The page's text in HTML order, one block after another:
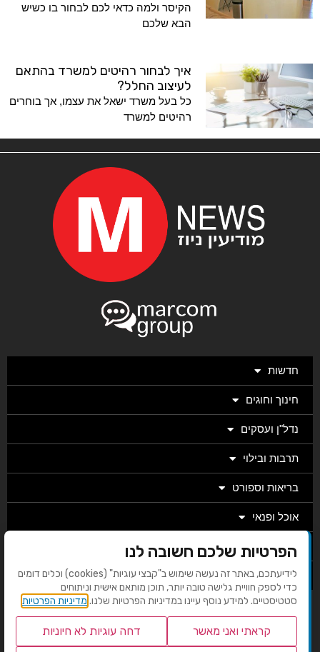
הקיסר ולמה כדאי לכם לבחור בו כשיש
הבא שלכם
איך לבחור רהיטים למשרד בהתאם
לעיצוב החלל?
כל בעל משרד ישאל את עצמו, אך בוחרים
רהיטים למשרד
חדשות
חינוך וחוגים
נדל"ן ועסקים
תרבות ובילוי
בריאות וספורט
אוכל ופנאי
מגזין
מערכת
הפרטיות שלכם חשובה לנו
לידיעתכם, באתר זה נעשה שימוש ב"קבצי עוגיות" (cookies) וכלים דומים
כדי לספק חוויית גלישה טובה יותר, תוכן מותאם אישית וניתוחים
סטטיסטיים. למידע נוסף עיינו במדיניות הפרטיות שלנו. מדיניות הפרטיות
קראתי ואני מאשר דחה עוגיות לא חיוניות